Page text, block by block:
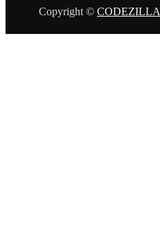
Copyright © CODEZILLA